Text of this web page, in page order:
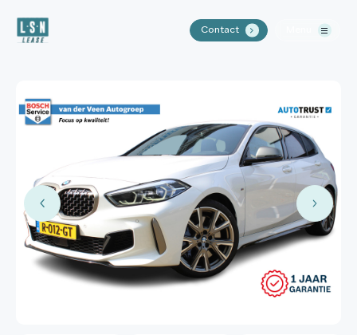
Contact .
Aanbod
Waarom LSN Lease?
Over ons
Contact